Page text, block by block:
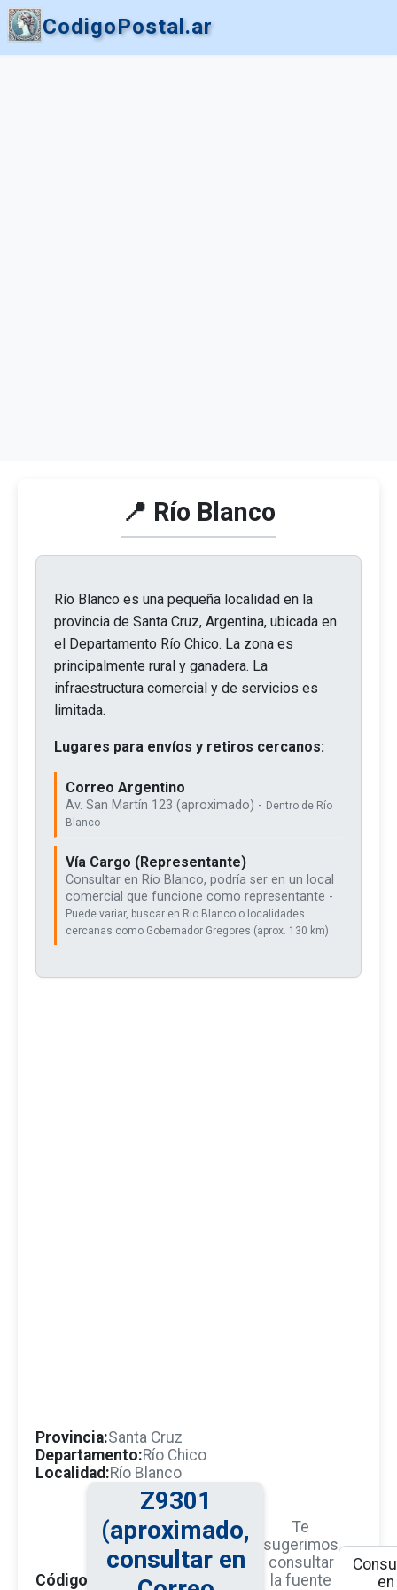
CodigoPostal.ar
📍 Río Blanco
Río Blanco es una pequeña localidad en la
provincia de Santa Cruz, Argentina, ubicada en
el Departamento Río Chico. La zona es
principalmente rural y ganadera. La
infraestructura comercial y de servicios es
limitada.
Lugares para envíos y retiros cercanos:
Correo Argentino
Av. San Martín 123 (aproximado) - Dentro de Río
Blanco
Vía Cargo (Representante)
Consultar en Río Blanco, podría ser en un local
comercial que funcione como representante -
Puede variar, buscar en Río Blanco o localidades
cercanas como Gobernador Gregores (aprox. 130 km)
Provincia:Santa Cruz
Departamento:Río Chico
Localidad:Río Blanco
Código
Z9301
(aproximado,
consultar en
Te
sugerimos
consultar
la fuente
en